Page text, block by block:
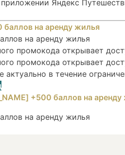
Яндекс
на аренду жилья
промокода открывает
промокода открывает
в течение
на аренду жилья